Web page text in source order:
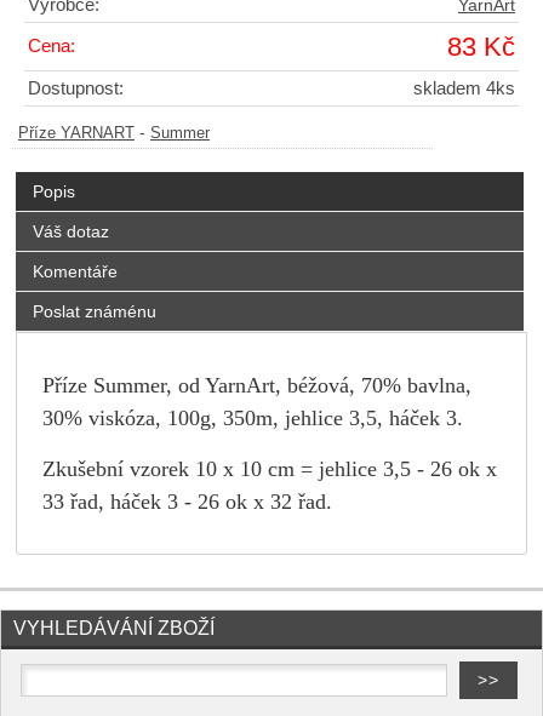
Výrobce:
YarnArt
Cena: 83 Kč
Dostupnost: skladem 4ks
Příze YARNART - Summer
Popis
Váš dotaz
Komentáře
Poslat známénu
Příze Summer, od YarnArt, béžová, 70% bavlna,
30% viskóza, 100g, 350m, jehlice 3,5, háček 3.
Zkušební vzorek 10 x 10 cm = jehlice 3,5 - 26 ok x
33 řad, háček 3 - 26 ok x 32 řad.
VYHLEDÁVÁNÍ ZBOŽÍ